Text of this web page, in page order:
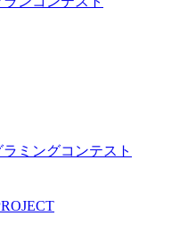
ミングコンテスト